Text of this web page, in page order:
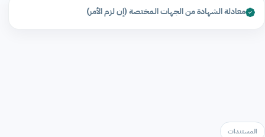
معادلة الشهادة من الجهات المختصة (إن لزم الأمر)
المستندات